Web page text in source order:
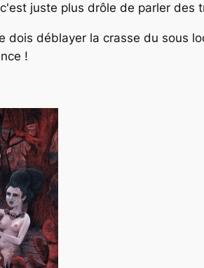
juste plus drôle de parler des
dois déblayer la crasse du sous
!